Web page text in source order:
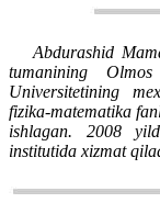
Abdurashid
tumanining
Universitetining
fizika-matematika
ishlagan. 2008
institutida xizmat